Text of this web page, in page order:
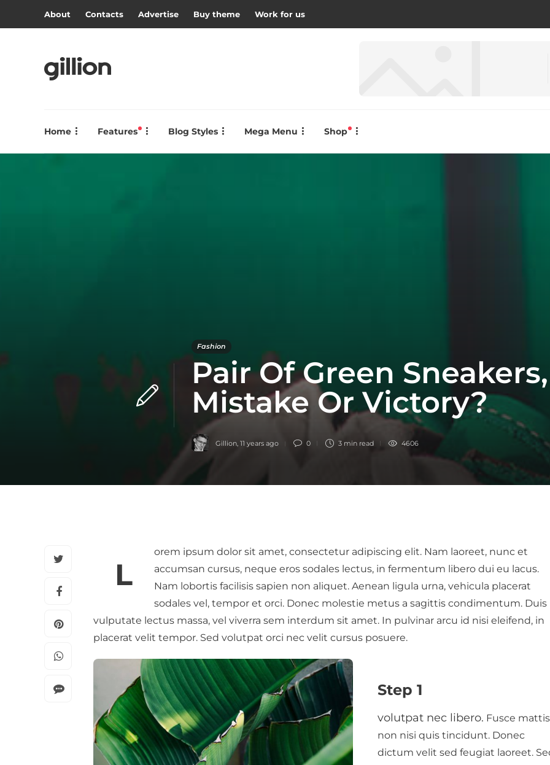
About Contacts Advertise Buy theme Work for us
Home Features Blog Styles Mega Menu Shop
Fashion
Pair Of Green
Mistake Or Victory?
Gillion, 11 years ago 0 3 min read 4606
L
orem ipsum dolor sit amet, consectetur adipiscing elit. Nam laoreet, nunc et
accumsan cursus, neque eros sodales lectus, in fermentum libero dui eu lacus.
Nam lobortis facilisis sapien non aliquet. Aenean ligula urna, vehicula placerat
sodales vel, tempor et orci. Donec molestie metus a sagittis condimentum. Duis
vulputate lectus massa, vel viverra sem interdum sit amet. In pulvinar arcu id nisi eleifend, in
placerat velit tempor. Sed volutpat orci nec velit cursus posuere.
Step 1
volutpat nec libero. Fusce mattis
non nisi quis tincidunt. Donec
dictum velit sed feugiat laoreet.